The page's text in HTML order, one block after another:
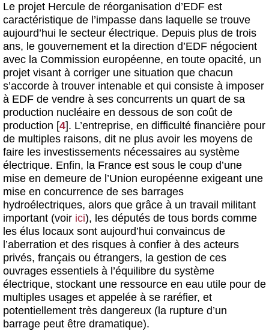
Le projet Hercule de réorganisation d’EDF est
caractéristique de l’impasse dans laquelle se trouve
aujourd’hui le secteur électrique. Depuis plus de trois
ans, le gouvernement et la direction d’EDF négocient
avec la Commission européenne, en toute opacité, un
projet visant à corriger une situation que chacun
s’accorde à trouver intenable et qui consiste à imposer
à EDF de vendre à ses concurrents un quart de sa
production nucléaire en dessous de son coût de
production [4]. L’entreprise, en difficulté financière pour
de multiples raisons, dit ne plus avoir les moyens de
faire les investissements nécessaires au système
électrique. Enfin, la France est sous le coup d’une
mise en demeure de l’Union européenne exigeant une
mise en concurrence de ses barrages
hydroélectriques, alors que grâce à un travail militant
important (voir ici), les députés de tous bords comme
les élus locaux sont aujourd’hui convaincus de
l’aberration et des risques à confier à des acteurs
privés, français ou étrangers, la gestion de ces
ouvrages essentiels à l’équilibre du système
électrique, stockant une ressource en eau utile pour de
multiples usages et appelée à se raréfier, et
potentiellement très dangereux (la rupture d’un
barrage peut être dramatique).